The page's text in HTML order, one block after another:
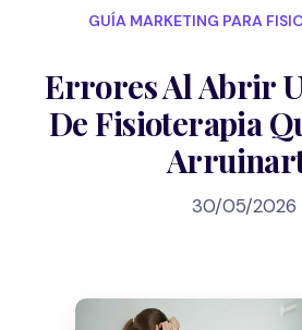
GUÍA MARKETING PARA
Errores Al Abrir
De Fisioterapia
30/05/2026